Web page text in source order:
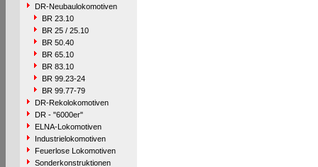
DR-Neubaulokomotiven
BR 23.10
BR 25 / 25.10
BR 50.40
BR 65.10
BR 83.10
BR 99.23-24
BR 99.77-79
DR-Rekolokomotiven
DR - "6000er"
ELNA-Lokomotiven
Industrielokomotiven
Feuerlose Lokomotiven
Sonderkonstruktionen